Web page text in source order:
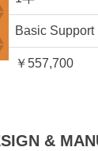
Basic Support
￥557,700
&